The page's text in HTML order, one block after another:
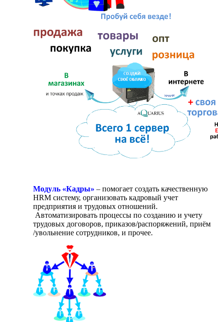
Модуль «Кадры» – помогает создать качественную
HRM систему, организовать кадровый учет
предприятия и трудовых отношений.
Автоматизировать процессы по созданию и учету
трудовых договоров, приказов/распоряжений, приём
/увольнение сотрудников, и прочее.